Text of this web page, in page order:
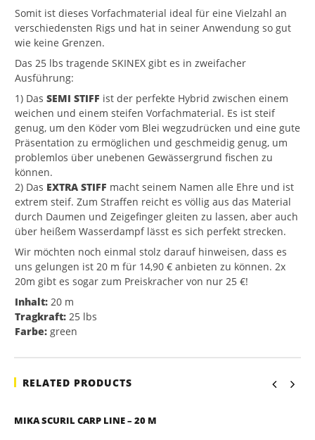
Somit ist dieses Vorfachmaterial ideal für eine Vielzahl an
verschiedensten Rigs und hat in seiner Anwendung so gut
wie keine Grenzen.
Das 25 lbs tragende SKINEX gibt es in zweifacher
Ausführung:
1) Das SEMI STIFF ist der perfekte Hybrid zwischen einem
weichen und einem steifen Vorfachmaterial. Es ist steif
genug, um den Köder vom Blei wegzudrücken und eine gute
Präsentation zu ermöglichen und geschmeidig genug, um
problemlos über unebenen Gewässergrund fischen zu
können.
2) Das EXTRA STIFF macht seinem Namen alle Ehre und ist
extrem steif. Zum Straffen reicht es völlig aus das Material
durch Daumen und Zeigefinger gleiten zu lassen, aber auch
über heißem Wasserdampf lässt es sich perfekt strecken.
Wir möchten noch einmal stolz darauf hinweisen, dass es
uns gelungen ist 20 m für 14,90 € anbieten zu können. 2x
20m gibt es sogar zum Preiskracher von nur 25 €!
Inhalt: 20 m
Tragkraft: 25 lbs
Farbe: green
RELATED PRODUCTS
MIKA SCURIL CARP LINE – 20 M